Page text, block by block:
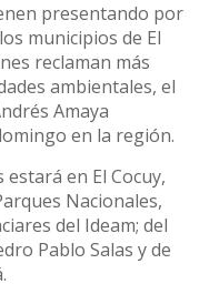
presentando por
municipios de El
reclaman más
ambientales, el
Amaya
en la región.
en El Cocuy,
Nacionales,
del Ideam; del
Pablo Salas y de